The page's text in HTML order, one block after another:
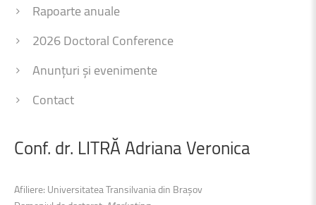
Rapoarte anuale
2026 Doctoral Conference
Anunțuri și evenimente
Contact
Conf. dr. LITRĂAdrianaVeronica
Afiliere: Universitatea Transilvania din Brașov